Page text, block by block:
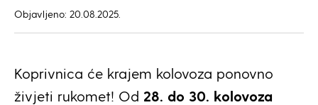
Objavljeno: 20.08.2025.
Koprivnica će krajem kolovoza ponovno
živjeti rukomet! Od 28. do 30. kolovoza